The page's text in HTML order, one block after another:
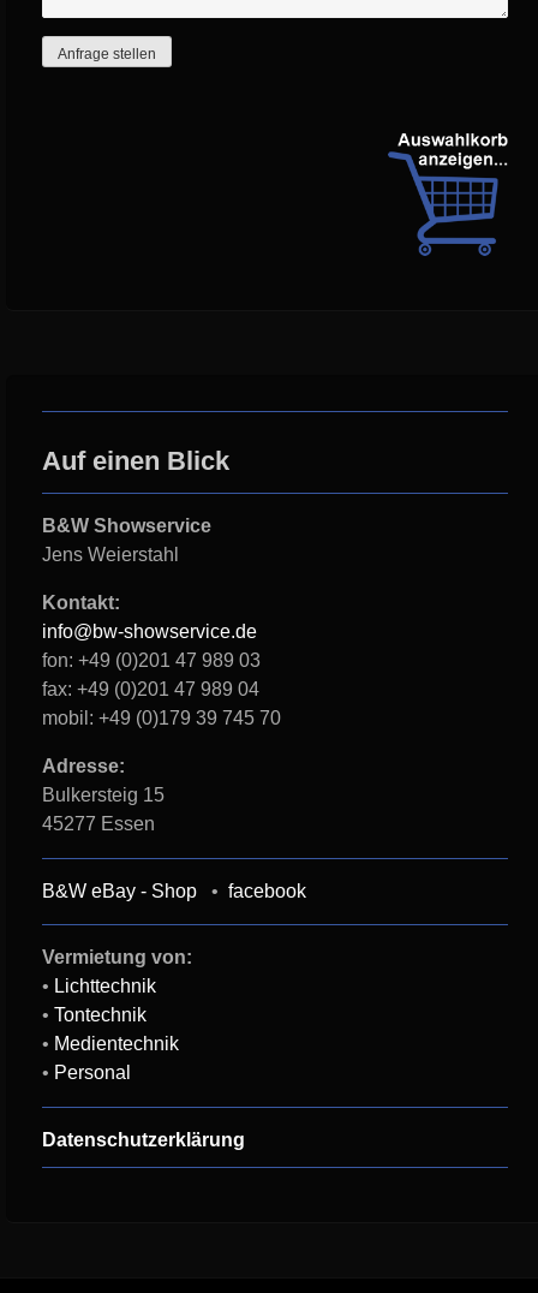
Auf einen Blick
B&W Showservice
Jens Weierstahl
Kontakt:
info@bw-showservice.de
fon: +49 (0)201 47 989 03
fax: +49 (0)201 47 989 04
mobil: +49 (0)179 39 745 70
Adresse:
Bulkersteig 15
45277 Essen
B&W eBay - Shop • facebook
Vermietung von:
• Lichttechnik
• Tontechnik
• Medientechnik
• Personal
Datenschutzerklärung